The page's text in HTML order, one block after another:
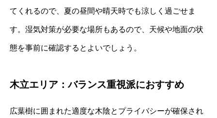
てくれるので、夏の昼間や晴天時でも涼しく過ごせま
す。湿気対策が必要な場所もあるので、天候や地面の状
態を事前に確認するとよいでしょう。
木立エリア：バランス重視派におすすめ
広葉樹に囲まれた適度な木陰とプライバシーが確保され